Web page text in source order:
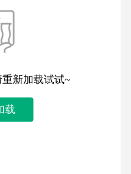
新加载试试~
载